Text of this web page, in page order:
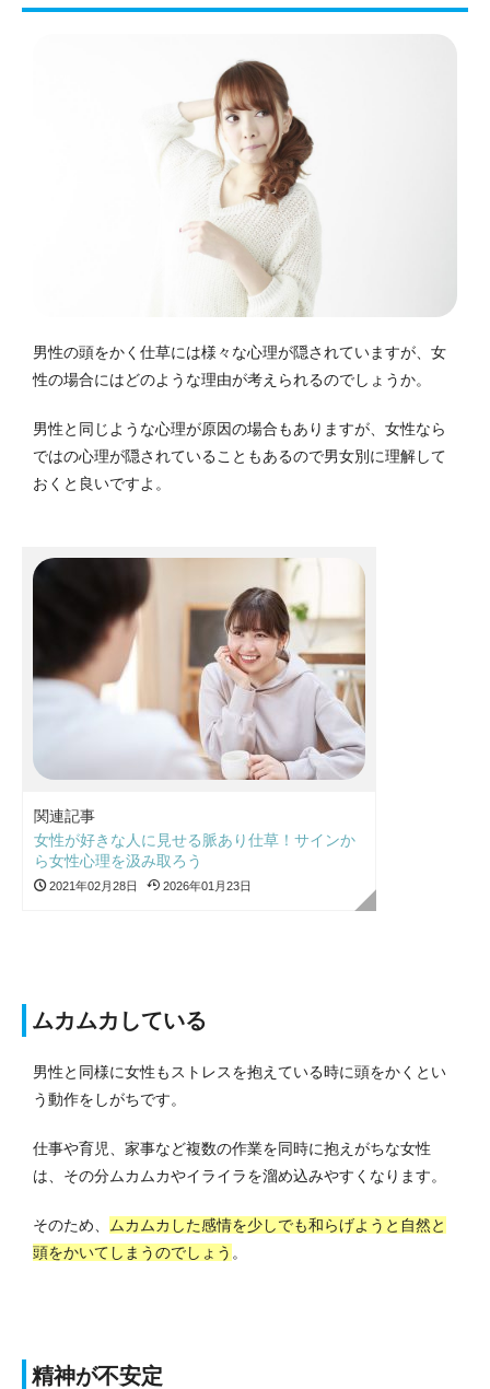
男性の頭をかく仕草には様々な心理が隠されていますが、女
性の場合にはどのような理由が考えられるのでしょうか。
男性と同じような心理が原因の場合もありますが、女性なら
ではの心理が隠されていることもあるので男女別に理解して
おくと良いですよ。
関連記事
女性が好きな人に見せる脈あり仕草！サインか
ら女性心理を汲み取ろう
2021年02月28日 2026年01月23日
ムカムカしている
男性と同様に女性もストレスを抱えている時に頭をかくとい
う動作をしがちです。
仕事や育児、家事など複数の作業を同時に抱えがちな女性
は、その分ムカムカやイライラを溜め込みやすくなります。
そのため、
ムカムカした感情を少しでも和らげようと自然と
頭をかいてしまうのでしょう 。
精神が不安定